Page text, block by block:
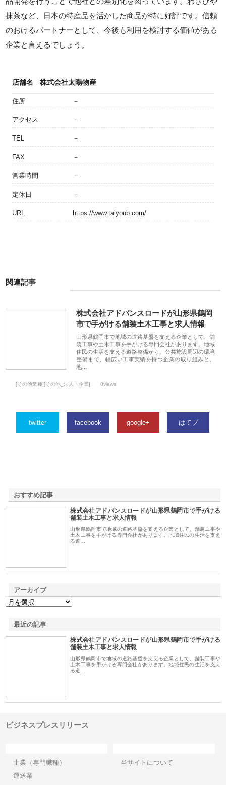
抹茶など、日本の特産品を活かした商品が特に好評です。信頼
のおけるパートナーとして、今後も利用を検討する価値がある
企業と言えるでしょう。
店舗名 株式会社太暘物産
住所 －
アクセス －
TEL －
FAX －
営業時間 －
定休日 －
URL https://www.taiyoub.com/
関連記事
株式会社アドバンスロードが山形県鶴岡
市で手がける舗装土木工事と求人情報
山形県鶴岡市で地域の道路基盤を支える企業として、舗
装工事や土木工事を手がける専門会社があります。地域
住民の生活を支える道路整備から、公共施設周辺の環境
整備まで、幅広い工事実績を持つ企業の取り組みと、
地…
[その他業種][その他_法人・企業] 0views
twitter facebook google+ はてブ
おすすめ記事
株式会社アドバンスロードが山形県鶴岡市で手がける
舗装土木工事と求人情報
山形県鶴岡市で地域の道路基盤を支える企業として、舗装工事や
土木工事を手がける専門会社があります。地域住民の生活を支え
る道…
アーカイブ
最近の記事
株式会社アドバンスロードが山形県鶴岡市で手がける
舗装土木工事と求人情報
山形県鶴岡市で地域の道路基盤を支える企業として、舗装工事や
土木工事を手がける専門会社があります。地域住民の生活を支え
る道…
ビジネスプレスリリース
士業（専門職種）
運送業
当サイトについて